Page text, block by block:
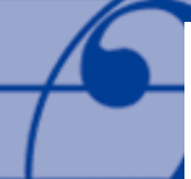
contenuto